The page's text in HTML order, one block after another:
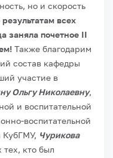
но и скорость
всех
заняла почетное II
Также благодарим
состав кафедры
участие в
Ольгу Николаевну,
и воспитательной
воспитательной
КубГМУ, Чурикова
тех, кто был